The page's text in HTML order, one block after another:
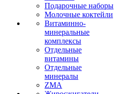
Подарочные наборы
Молочные коктейли
Витаминно-
минеральные
комплексы
Отдельные
витамины
Отдельные
минералы
ZMA